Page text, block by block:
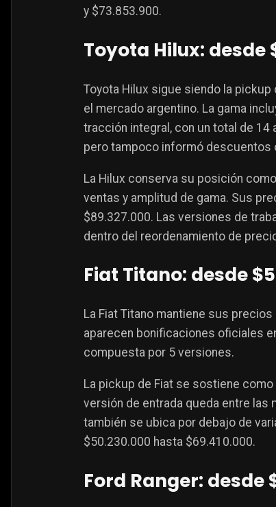
y $73.853.900.
Toyota Hilux: desde
Toyota Hilux sigue siendo la
el mercado argentino. La gama
tracción integral, con un total de 14
pero tampoco informó descuentos
La Hilux conserva su posición
ventas y amplitud de gama. Sus
$89.327.000. Las versiones de
dentro del reordenamiento de
Fiat Titano: desde
La Fiat Titano mantiene sus
aparecen bonificaciones oficiales
compuesta por 5 versiones.
La pickup de Fiat se sostiene
versión de entrada queda entre las
también se ubica por debajo de
$50.230.000 hasta $69.410.000.
Ford Ranger: desde